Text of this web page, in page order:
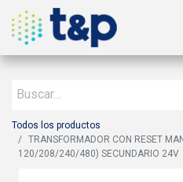
Todos los productos
TRANSFORMADOR CON RESET
120/208/240/480) SECUNDARIO 24V